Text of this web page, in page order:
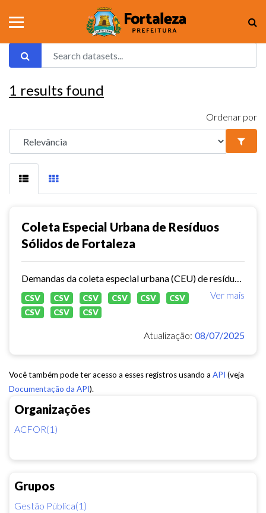
Organizações
ACFOR(1)
Grupos
Gestão Pública(1)
1 results found
Ordenar por
Coleta Especial Urbana de Resíduos
Sólidos de Fortaleza
Ver mais
CSV CSV CSV CSV CSV
CSV
CSV
CSV CSV
Atualização: 08/07/2025
Você também pode ter acesso a esses registros usando a API (veja
Documentação da API).